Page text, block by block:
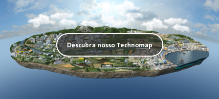
Descubra nosso Technomap